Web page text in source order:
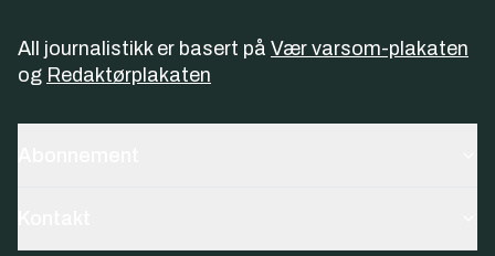
All journalistikk er basert på Vær varsom-plakaten
og Redaktørplakaten